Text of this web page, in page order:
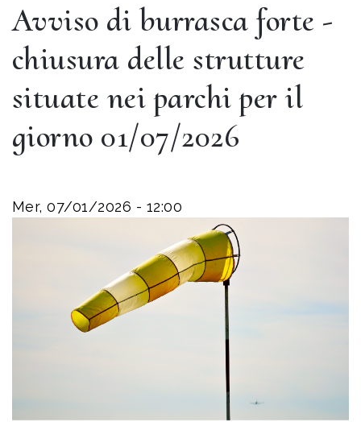
Avviso di burrasca forte -
chiusura delle strutture
situate nei parchi per il
giorno 01/07/2026
Mer, 07/01/2026 - 12:00